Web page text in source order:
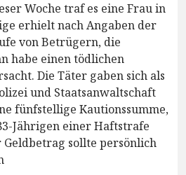
Woche traf es eine Frau in
erhielt nach Angaben der
von Betrügern, die
habe einen tödlichen
Die Täter gaben sich als
und Staatsanwaltschaft
fünfstellige Kautionssumme,
Jährigen einer Haftstrafe
Geldbetrag sollte persönlich